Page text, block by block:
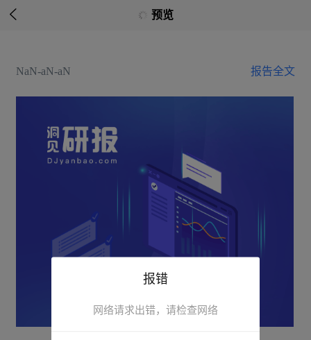
 预览
NaN-aN-aN 报告全文
报错
网络请求出错，请检查网络